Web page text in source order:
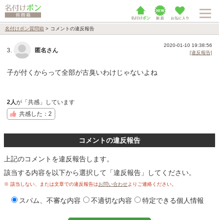
名付けポン質問箱 > コメントの違反報告
3. 匿名さん
2020-01-10 19:38:56
[違反報告]
子が付くからって全部が古臭いわけじゃないよね
2人が「共感」しています
共感した：2
コメントの違反報告
上記のコメントを違反報告します。
該当する内容を以下から選択して「違反報告」してください。
※ 該当しない、または文章での違反報告はお問い合わせよりご連絡ください。
スパム、不審な内容 不適切な内容 特定できる個人情報